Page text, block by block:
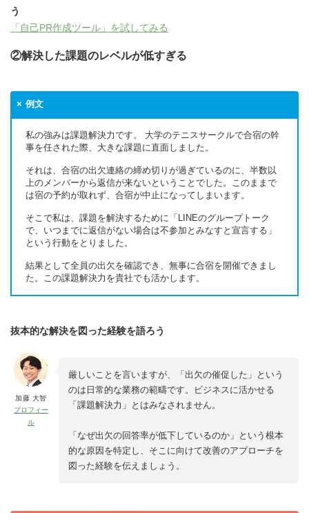
う
「自己PR作成ツール」を試してみる
②解決した課題のレベルが低すぎる
例文
私の強みは課題解決力です。 大学のテニスサークルで合宿の幹
事を任された際、大きな課題に直面しました。
それは、合宿の出欠連絡の締め切りが過ぎているのに、半数以
上のメンバーから返信が来ないということでした。このままで
は宿の予約が取れず、合宿が中止になってしまいます。
そこで私は、課題を解決するために「LINEのグループトーク
で、いつまでに返信がない場合は不参加とみなすと宣言する」
という行動をとりました。
結果として全員の出欠を確認でき、無事に合宿を開催できまし
た。この課題解決力を貴社でも活かします。
抜本的な解決を図った経験を語ろう
加藤 大智
プロフィー
ル
厳しいことを言いますが、「出欠の催促した」という
のは日常的な業務の範疇です。ビジネスに活かせる
「課題解決力」とはみなされません。
「なぜ出欠の回答率が低下しているのか」という根本
的な原因を特定し、そこに向けて改善のアプローチを
図った経験を伝えましょう。